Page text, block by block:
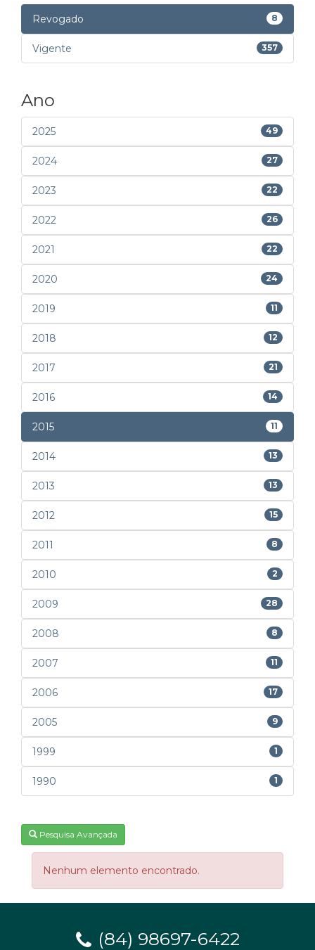
Revogado 8
Vigente 357
Ano
2025 49
2024 27
2023 22
2022 26
2021 22
2020 24
2019 11
2018 12
2017 21
2016 14
2015 11
2014 13
2013 13
2012 15
2011 8
2010 2
2009 28
2008 8
2007 11
2006 17
2005 9
1999 1
1990 1
Pesquisa Avançada
Nenhum elemento encontrado.
(84) 98697-6422